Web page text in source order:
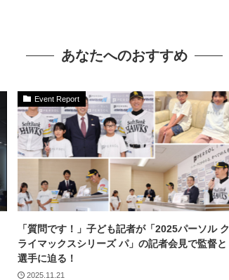
あなたへのおすすめ
Event Report
「質問です！」子ども記者が「2025パーソル ク
ライマックスシリーズ パ」の記者会見で監督と
選手に迫る！
2025.11.21